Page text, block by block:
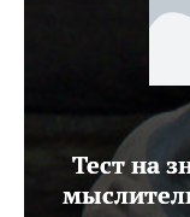
Тест на